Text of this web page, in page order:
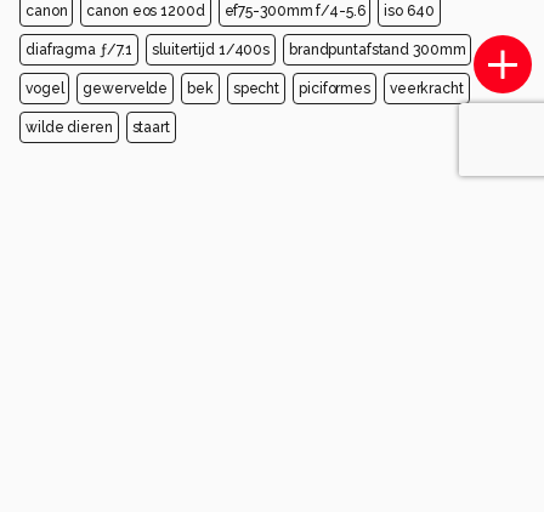
canon canon eos 1200d ef75-300mm f/4-5.6 iso 640
diafragma ƒ/7.1 sluitertijd 1/400s brandpuntafstand 300mm
vogel gewervelde bek specht piciformes veerkracht
wilde dieren staart